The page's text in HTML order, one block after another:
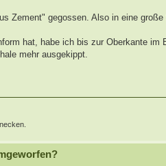
Zement" gegossen. Also in eine
hat, habe ich bis zur Oberkante
mehr ausgekippt.